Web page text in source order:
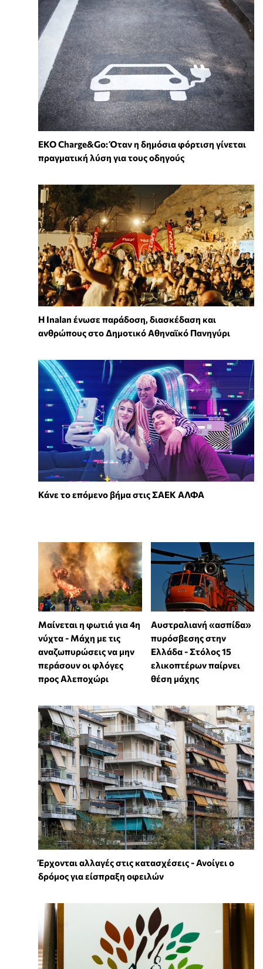
EKO Charge&Go: Όταν η δημόσια φόρτιση γίνεται
πραγματική λύση για τους οδηγούς
Η Inalan ένωσε παράδοση, διασκέδαση και
ανθρώπους στο Δημοτικό Αθηναϊκό Πανηγύρι
Κάνε το επόμενο βήμα στις ΣΑΕΚ ΑΛΦΑ
Μαίνεται η φωτιά για 4η
νύχτα - Μάχη με τις
αναζωπυρώσεις να μην
περάσουν οι φλόγες
προς Αλεποχώρι
Αυστραλιανή «ασπίδα»
πυρόσβεσης στην
Ελλάδα - Στόλος 15
ελικοπτέρων παίρνει
θέση μάχης
Έρχονται αλλαγές στις κατασχέσεις - Ανοίγει ο
δρόμος για είσπραξη οφειλών